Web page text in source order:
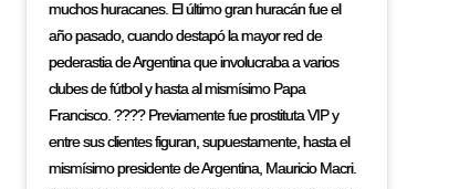
muchos huracanes. El último gran huracán fue el
año pasado, cuando destapó la mayor red de
pederastia de Argentina que involucraba a varios
clubes de fútbol y hasta al mismísimo Papa
Francisco. ???? Previamente fue prostituta VIP y
entre sus clientes figuran, supuestamente, hasta el
mismísimo presidente de Argentina, Mauricio Macri.